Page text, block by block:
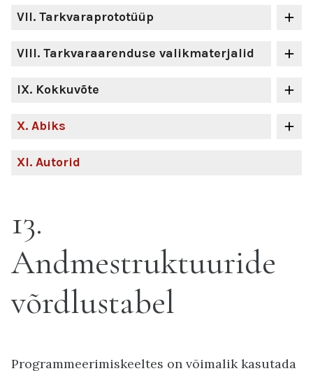
VII. Tarkvaraprototüüp
VIII. Tarkvaraarenduse valikmaterjalid
IX. Kokkuvõte
X. Abiks
XI. Autorid
13
Andmestruktuuride
võrdlustabel
Programmeerimiskeeltes on võimalik kasutada